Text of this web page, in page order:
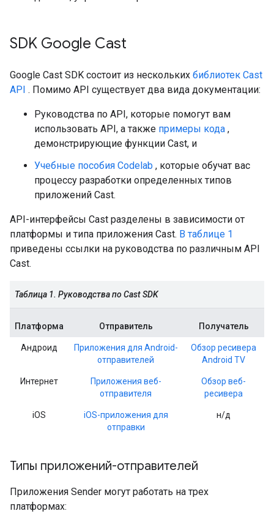
SDK Google Cast
Google Cast SDK состоит из нескольких библиотек Cast
API . Помимо API существует два вида документации:
Руководства по API, которые помогут вам
использовать API, а также примеры кода ,
демонстрирующие функции Cast, и
Учебные пособия Codelab , которые обучат вас
процессу разработки определенных типов
приложений Cast.
API-интерфейсы Cast разделены в зависимости от
платформы и типа приложения Cast. В таблице 1
приведены ссылки на руководства по различным API
Cast.
Таблица 1. Руководства по Cast SDK
Платформа Отправитель Получатель
Андроид
Приложения для Android-
отправителей
Обзор ресивера
Android TV
Интернет
Приложения веб-
отправителя
Обзор веб-
ресивера
iOS
iOS-приложения для
отправки
н/д
Типы приложений-отправителей
Приложения Sender могут работать на трех
платформах: